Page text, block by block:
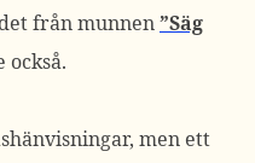
från munnen”Säg
också.
men ett